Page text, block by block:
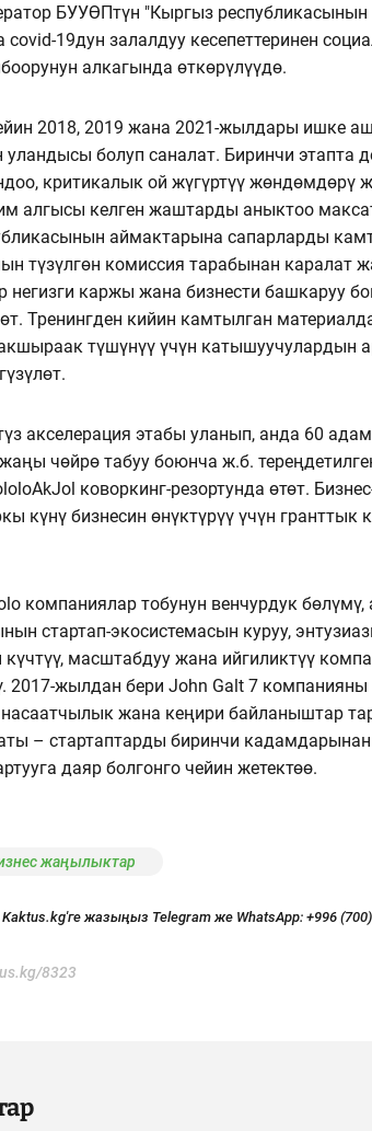
БУУӨПтүн "Кыргыз
covid-19дун залалдуу кесепеттеринен
алкагында өткөрүлүүдө.
2018, 2019 жана 2021-жылдары ишке
уландысы болуп саналат. Биринчи
критикалык ой жүгүртүү
алгысы келген жаштарды аныктоо
аймактарына сапарларды
түзүлгөн комиссия тарабынан каралат
негизги каржы жана бизнести башкаруу
Тренингден кийин камтылган
түшүнүү үчүн катышуучулардын
акселерация этабы уланып, анда 60
чөйрө табуу боюнча ж.б.
коворкинг-резортунда өтөт.
күнү бизнесин өнүктүрүү үчүн
компаниялар тобунун венчурдук
стартап-экосистемасын куруу,
күчтүү, масштабдуу жана ийгиликтүү
2017-жылдан бери John Galt 7 компанияны
насаатчылык жана кеңири байланыштар
– стартаптарды биринчи
даяр болгонго чейин жетектөө.
жаңылыктар
жазыңыз Telegram же WhatsApp: +996
8323